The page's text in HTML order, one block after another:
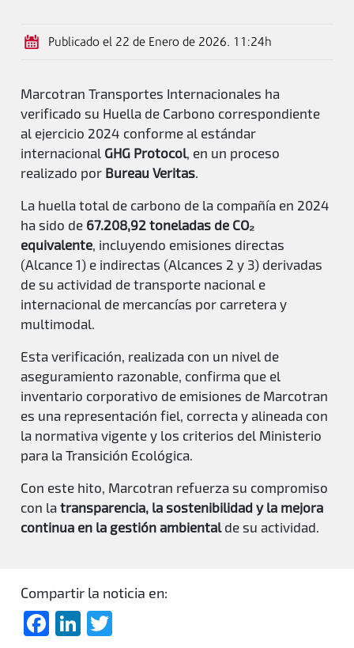
Publicado el 22 de Enero de 2026. 11:24h
Marcotran Transportes Internacionales ha
verificado su Huella de Carbono correspondiente
al ejercicio 2024 conforme al estándar
internacional GHG Protocol, en un proceso
realizado por Bureau Veritas.
La huella total de carbono de la compañía en 2024
ha sido de 67.208,92 toneladas de CO₂
equivalente, incluyendo emisiones directas
(Alcance 1) e indirectas (Alcances 2 y 3) derivadas
de su actividad de transporte nacional e
internacional de mercancías por carretera y
multimodal.
Esta verificación, realizada con un nivel de
aseguramiento razonable, confirma que el
inventario corporativo de emisiones de Marcotran
es una representación fiel, correcta y alineada con
la normativa vigente y los criterios del Ministerio
para la Transición Ecológica.
Con este hito, Marcotran refuerza su compromiso
con latransparencia, la sostenibilidad y la mejora
continua en la gestión ambientalde su actividad.
Compartir la noticia en:
Facebook
LinkedIn